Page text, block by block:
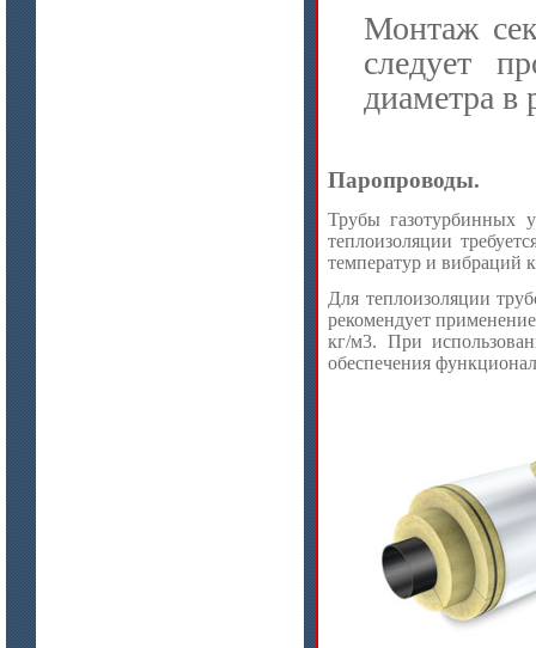
Монтаж
следует
диаметра в
Паропроводы.
Трубы газотурбинных
теплоизоляции
температур и вибраций
Для теплоизоляции
рекомендует
кг/м3. При
обеспечения